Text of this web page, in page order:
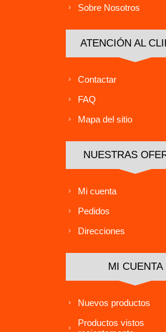
Sobre Nosotros
ATENCIÓN AL
Contactar
FAQ
Mapa del sitio
NUESTRAS
Mi cuenta
Pedidos
Direcciones
MI CUENTA
Nuevos productos
Productos vistos